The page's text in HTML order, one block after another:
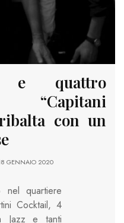
e quattro
“Capitani
con un
GENNAIO 2020
nel quartiere
Cocktail, 4
Jazz e tanti